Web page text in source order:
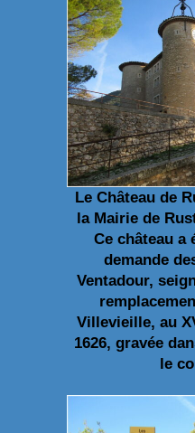
Le Château de
la Mairie de
Ce château a
demande
Ventadour,
Villevieille, au
1626, gravée
le